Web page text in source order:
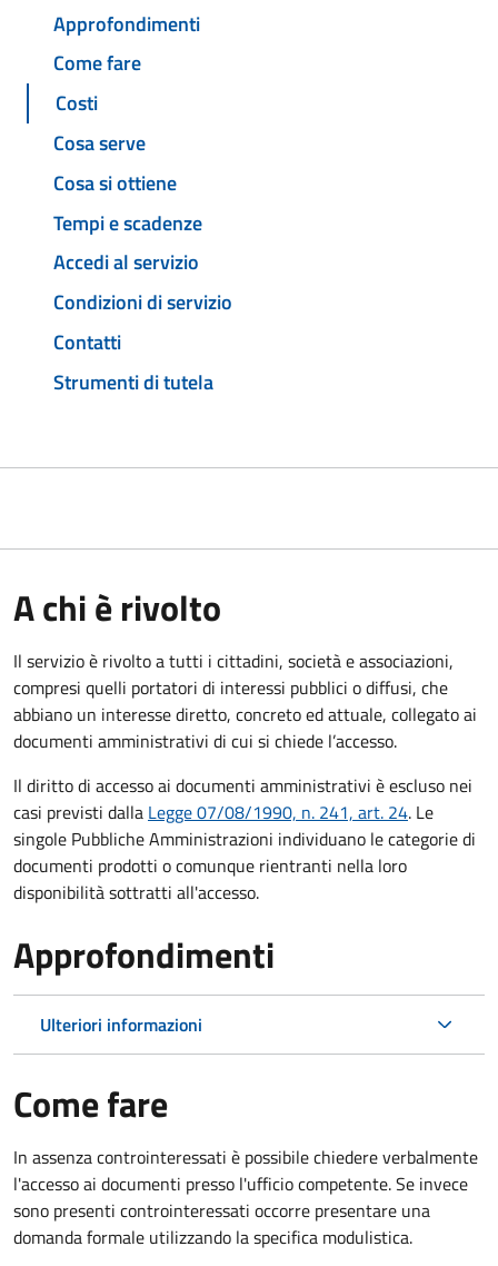
Approfondimenti
Come fare
Costi
Cosa serve
Cosa si ottiene
Tempi e scadenze
Accedi al servizio
Condizioni di servizio
Contatti
Strumenti di tutela
A chi è rivolto
Il servizio è rivolto a tutti i cittadini, società e associazioni,
compresi quelli portatori di interessi pubblici o diffusi, che
abbiano un interesse diretto, concreto ed attuale, collegato ai
documenti amministrativi di cui si chiede l’accesso.
Il diritto di accesso ai documenti amministrativi è escluso nei
casi previsti dalla Legge 07/08/1990, n. 241, art. 24. Le
singole Pubbliche Amministrazioni individuano le categorie di
documenti prodotti o comunque rientranti nella loro
disponibilità sottratti all'accesso.
Approfondimenti
Ulteriori informazioni
Come fare
In assenza controinteressati è possibile chiedere verbalmente
l'accesso ai documenti presso l'ufficio competente. Se invece
sono presenti controinteressati occorre presentare una
domanda formale utilizzando la specifica modulistica.